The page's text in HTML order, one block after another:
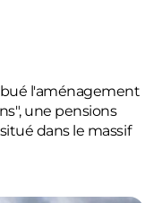
l'aménagement
une pensions
dans le massif